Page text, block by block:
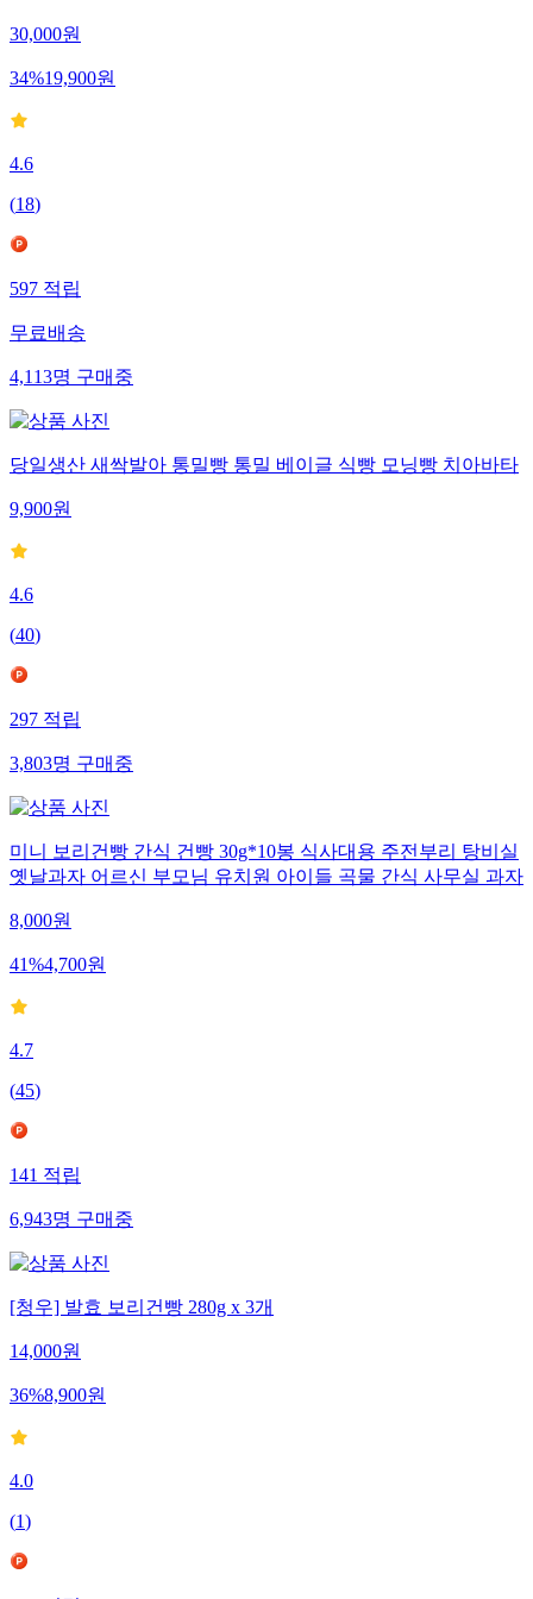
30,000원
34%19,900원
4.6
(18)
597적립
무료배송
4,113명구매중
당일생산 새싹발아 통밀빵 통밀 베이글 식빵 모닝빵 치아바타
9,900원
4.6
(40)
297적립
3,803명구매중
미니 보리건빵 간식 건빵 30g*10봉 식사대용 주전부리 탕비실
옛날과자 어르신 부모님 유치원 아이들 곡물 간식 사무실 과자
8,000원
41%4,700원
4.7
(45)
141적립
6,943명구매중
[청우] 발효 보리건빵 280g x 3개
14,000원
36%8,900원
4.0
(1)